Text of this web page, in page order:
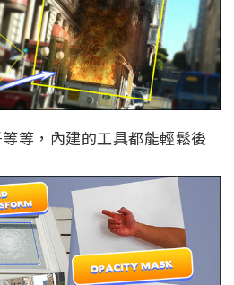
等，內建的工具都能輕鬆後